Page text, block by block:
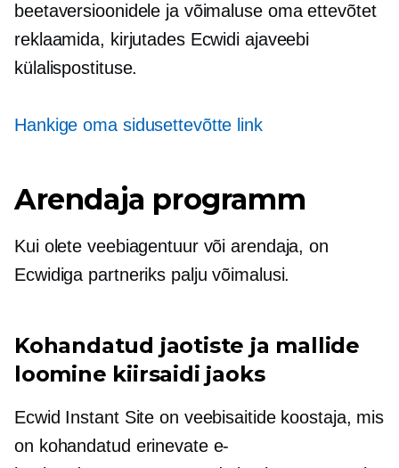
beetaversioonidele ja võimaluse oma ettevõtet
reklaamida, kirjutades Ecwidi ajaveebi
külalispostituse.
Hankige oma sidusettevõtte link
Arendaja programm
Kui olete veebiagentuur või arendaja, on
Ecwidiga partneriks palju võimalusi.
Kohandatud jaotiste ja mallide
loomine kiirsaidi jaoks
Ecwid Instant Site on veebisaitide koostaja, mis
on kohandatud erinevate e-